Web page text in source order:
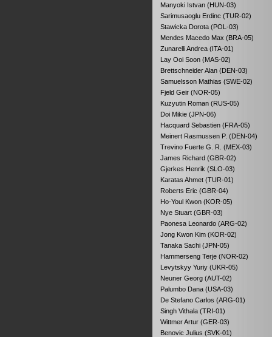
Manyoki Istvan (HUN-03)
Sarimusaoglu Erdinc (TUR-02)
Stawicka Dorota (POL-03)
Mendes Macedo Max (BRA-05)
Zunarelli Andrea (ITA-01)
Lay Ooi Soon (MAS-02)
Brettschneider Alan (DEN-03)
Samuelsson Mathias (SWE-02)
Fjeld Geir (NOR-05)
Kuzyutin Roman (RUS-05)
Doi Mikie (JPN-06)
Hacquard Sebastien (FRA-05)
Meinert Rasmussen P. (DEN-04)
Trevino Fuerte G. R. (MEX-03)
James Richard (GBR-02)
Gjerkes Henrik (SLO-03)
Karatas Ahmet (TUR-01)
Roberts Eric (GBR-04)
Ho-Youl Kwon (KOR-05)
Nye Stuart (GBR-03)
Paonesa Leonardo (ARG-02)
Jong Kwon Kim (KOR-02)
Tanaka Sachi (JPN-05)
Hammerseng Terje (NOR-02)
Levytskyy Yuriy (UKR-05)
Neuner Georg (AUT-02)
Palumbo Dana (USA-03)
De Stefano Carlos (ARG-01)
Singh Vithala (TRI-01)
Wittmer Artur (GER-03)
Benovic Julius (SVK-01)